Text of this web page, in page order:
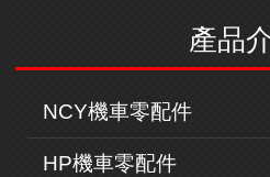
產品
NCY機車零配件
HP機車零配件